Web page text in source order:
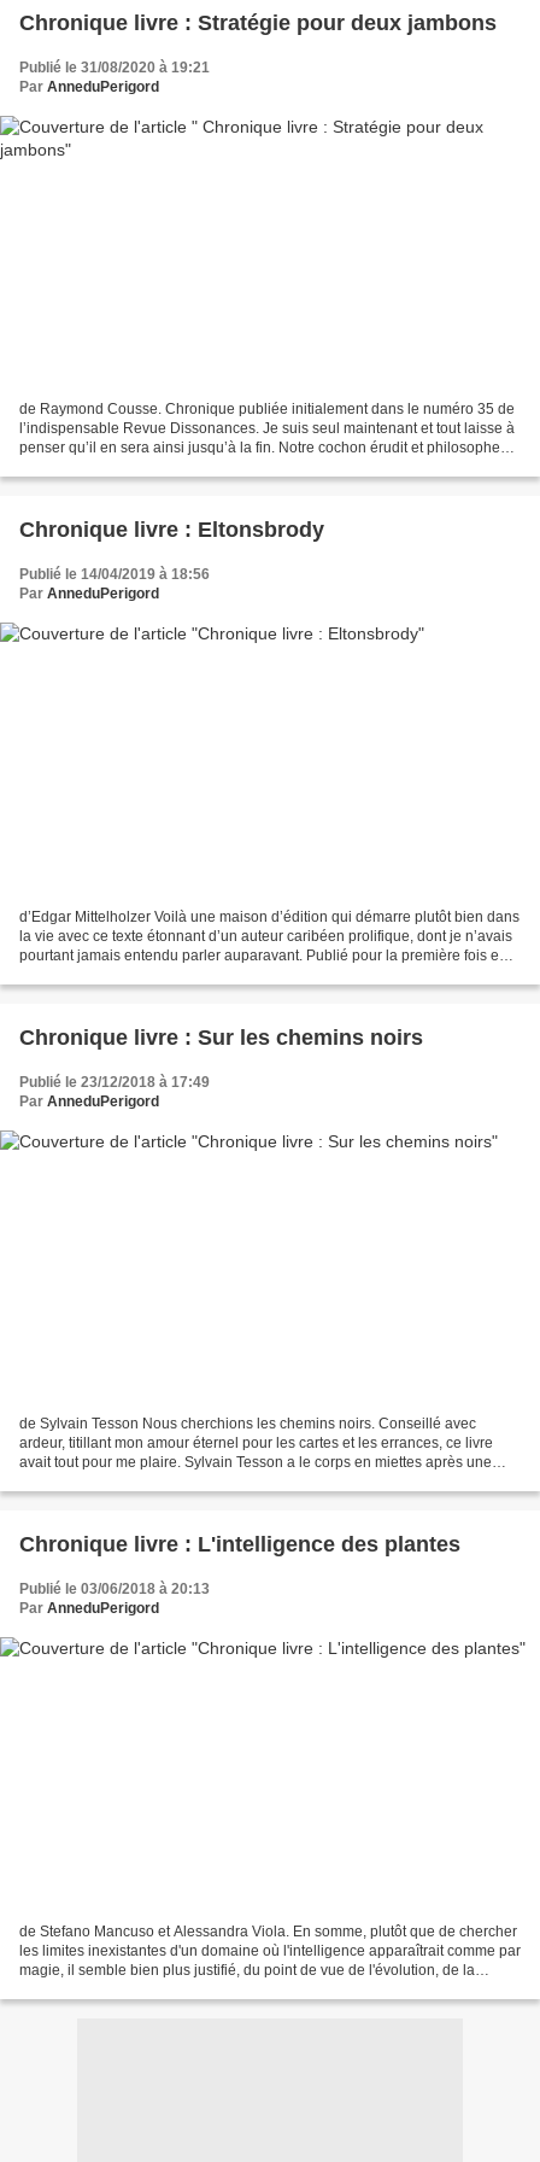
Chronique livre : Stratégie pour deux jambons
Publié le 31/08/2020 à 19:21
Par AnneduPerigord
de Raymond Cousse. Chronique publiée initialement dans le numéro 35 de
l’indispensable Revue Dissonances. Je suis seul maintenant et tout laisse à
penser qu’il en sera ainsi jusqu’à la fin. Notre cochon érudit et philosophe
Chronique livre : Eltonsbrody
Publié le 14/04/2019 à 18:56
Par AnneduPerigord
d’Edgar Mittelholzer Voilà une maison d’édition qui démarre plutôt bien dans
la vie avec ce texte étonnant d’un auteur caribéen prolifique, dont je n’avais
pourtant jamais entendu parler auparavant. Publié pour la première fois en
Chronique livre : Sur les chemins noirs
Publié le 23/12/2018 à 17:49
Par AnneduPerigord
de Sylvain Tesson Nous cherchions les chemins noirs. Conseillé avec
ardeur, titillant mon amour éternel pour les cartes et les errances, ce livre
avait tout pour me plaire. Sylvain Tesson a le corps en miettes après une
Chronique livre : L'intelligence des plantes
Publié le 03/06/2018 à 20:13
Par AnneduPerigord
de Stefano Mancuso et Alessandra Viola. En somme, plutôt que de chercher
les limites inexistantes d'un domaine où l'intelligence apparaîtrait comme par
magie, il semble bien plus justifié, du point de vue de l'évolution, de la